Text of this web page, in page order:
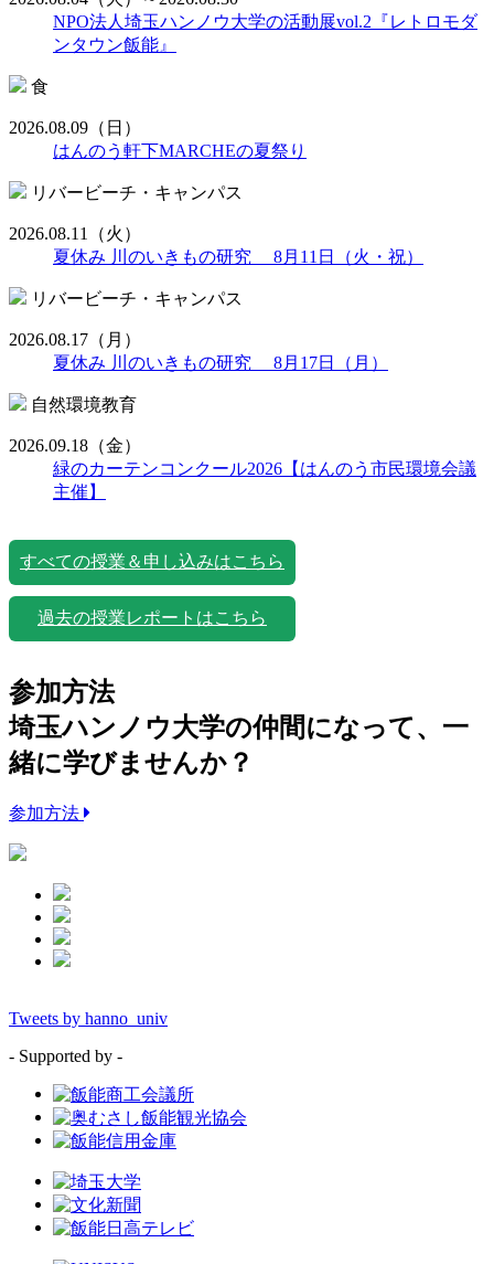
NPO法人埼玉ハンノウ大学の活動展vol.2『レトロモダ
ンタウン飯能』
食
2026.08.09 （日）
はんのう軒下MARCHEの夏祭り
リバービーチ・キャンパス
2026.08.11
（火）
夏休み 川のいきもの研究 8月11日（火・祝）
リバービーチ・キャンパス
2026.08.17 （月）
夏休み 川のいきもの研究 8月17日（月）
自然環境教育
2026.09.18 （金）
緑のカーテンコンクール2026【はんのう市民環境会議
主催】
すべての授業＆申し込みはこちら
過去の授業レポートはこちら
参加方法
埼玉ハンノウ大学の仲間になって、一
緒に学びませんか？
参加方法
Tweets by hanno_univ
- Supported by -